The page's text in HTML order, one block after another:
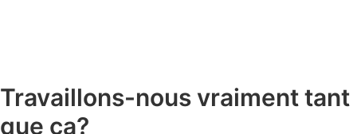
Travaillons-nous vraiment tant
que ça?